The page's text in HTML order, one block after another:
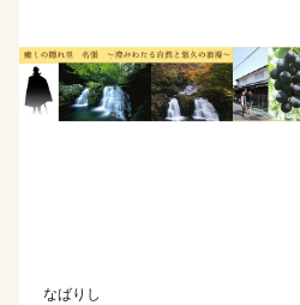
なばりし